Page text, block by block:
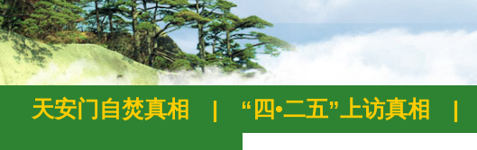
天安门自焚真相 | “四•二五”上访真相 |